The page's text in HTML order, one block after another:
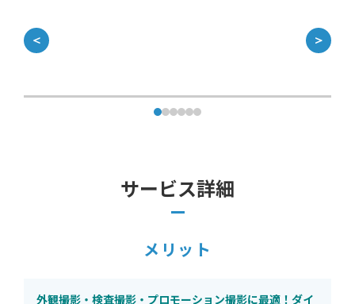
＜ ＞
サービス詳細
メリット
外観撮影・検査撮影・プロモーション撮影に最適！ダイ